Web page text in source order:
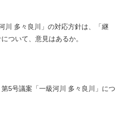
川 多々良川」の対応方針は、「継
ついて、意見はあるか。
5号議案「一級河川 多々良川」につ